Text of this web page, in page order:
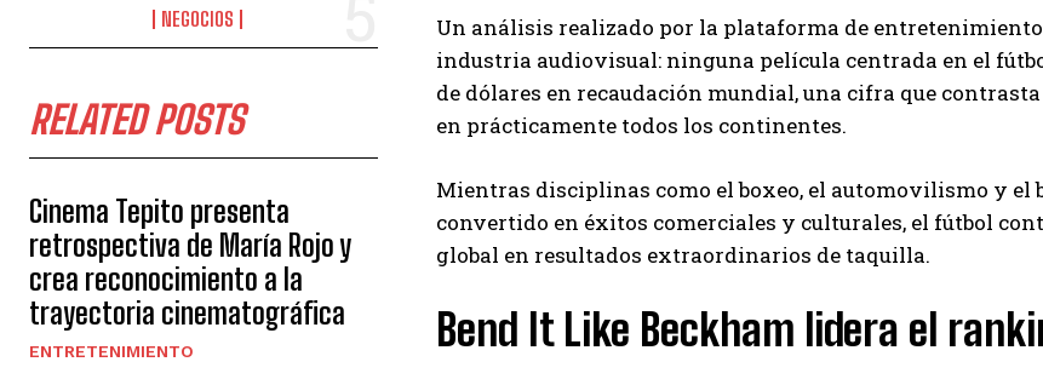
I WANT IN
I've read and accept thePrivacy Policy.
Carlos Mendoza es un empresario y
marketing digital que, a través de su
NEGOCIOS
RELATED POSTS
Cinema Tepito presenta
retrospectiva de María Rojo y
crea reconocimiento a la
trayectoria cinematográfica
ENTRETENIMIENTO
Un análisis realizado por la plataforma de
industria audiovisual: ninguna película centrada en el
de dólares en recaudación mundial, una cifra que
en prácticamente todos los continentes.
Mientras disciplinas como el boxeo, el automovilismo y el
convertido en éxitos comerciales y culturales, el fútbol
global en resultados extraordinarios de taquilla.
Bend It Like Beckham lidera el